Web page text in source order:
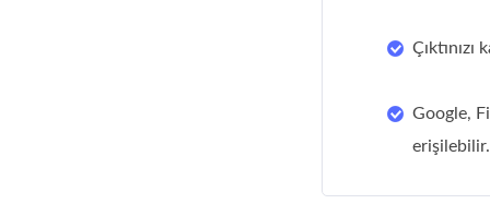
Google,
erişilebilir.